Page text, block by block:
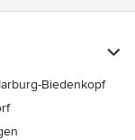
Biedenkopf